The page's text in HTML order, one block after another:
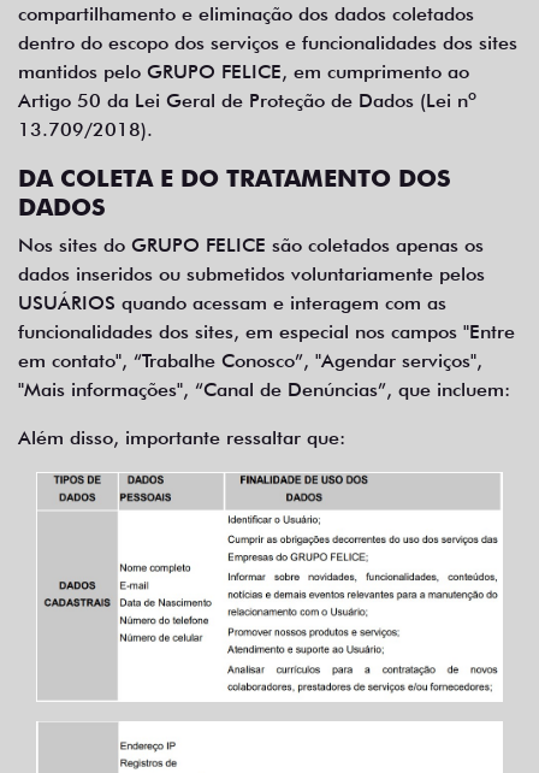
compartilhamento e eliminação dos dados coletados
dentro do escopo dos serviços e funcionalidades dos sites
mantidos pelo GRUPO FELICE, em cumprimento ao
Artigo 50 da Lei Geral de Proteção de Dados (Lei nº
13.709/2018).
DA COLETA E DO TRATAMENTO DOS
DADOS
Nos sites do GRUPO FELICE são coletados apenas os
dados inseridos ou submetidos voluntariamente pelos
USUÁRIOS quando acessam e interagem com as
funcionalidades dos sites, em especial nos campos "Entre
em contato", “Trabalhe Conosco”, "Agendar serviços",
"Mais informações", “Canal de Denúncias”, que incluem:
Além disso, importante ressaltar que: